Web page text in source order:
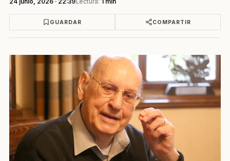
GUARDAR COMPARTIR